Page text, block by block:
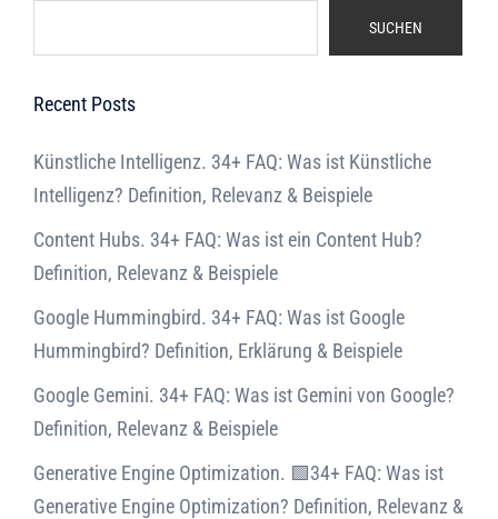
SUCHEN
Recent Posts
Künstliche Intelligenz. 34+ FAQ: Was ist Künstliche
Intelligenz? Definition, Relevanz & Beispiele
Content Hubs. 34+ FAQ: Was ist ein Content Hub?
Definition, Relevanz & Beispiele
Google Hummingbird. 34+ FAQ: Was ist Google
Hummingbird? Definition, Erklärung & Beispiele
Google Gemini. 34+ FAQ: Was ist Gemini von Google?
Definition, Relevanz & Beispiele
Generative Engine Optimization. 🟩34+ FAQ: Was ist
Generative Engine Optimization? Definition, Relevanz &